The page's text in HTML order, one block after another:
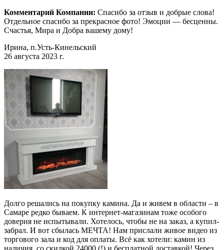
Комментарий Компании: Спасибо за отзыв и добрые слова!
Отдельное спасибо за прекрасное фото! Эмоции — бесценны.
Счастья, Мира и Добра вашему дому!
Ирина, п.Усть-Кинельский
26 августа 2023 г.
Долго решались на покупку камина. Да и живем в области – в
Самаре редко бываем. К интернет-магазинам тоже особого
доверия не испытывали. Хотелось, чтобы не на заказ, а купил-
забрал. И вот сбылась МЕЧТА! Нам прислали живое видео из
торгового зала и код для оплаты. Всё как хотели: камин из
наличия, со скидкой 24000 (!) и бесплатной доставкой! Через